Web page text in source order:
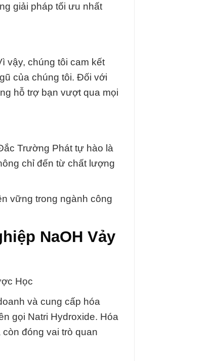
giải pháp tối ưu nhất
vậy, chúng tôi cam kết
của chúng tôi. Đối với
hỗ trợ bạn vượt qua mọi
Trường Phát tự hào là
chỉ đến từ chất lượng
vững trong ngành công
NaOH Vảy
Học
và cung cấp hóa
gọi Natri Hydroxide. Hóa
đóng vai trò quan